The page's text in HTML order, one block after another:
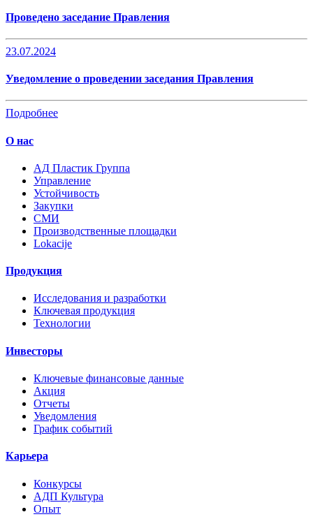
Проведено заседание Правления
23.07.2024
Уведомление о проведении заседания Правления
Подробнее
О нас
AД Пластик Группа
Управление
Устойчивость
Закупки
СМИ
Производственные площадки
Lokacije
Продукция
Исследования и разработки
Ключевая продукция
Технологии
Инвесторы
Ключевые финансовые данные
Акция
Отчеты
Уведомления
График событий
Карьера
Конкурсы
AДП Культура
Опыт